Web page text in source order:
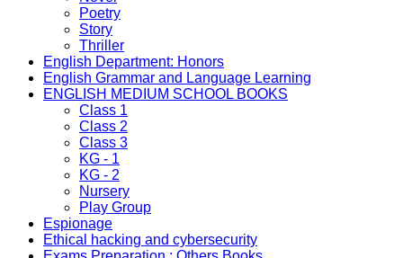
Poetry
Story
Thriller
English Department: Honors
English Grammar and Language Learning
ENGLISH MEDIUM SCHOOL BOOKS
Class 1
Class 2
Class 3
KG - 1
KG - 2
Nursery
Play Group
Espionage
Ethical hacking and cybersecurity